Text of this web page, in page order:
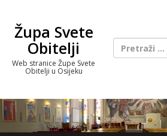
contentŽupa Svete
Obitelji
Web stranice Župe Svete
Obitelji u Osijeku